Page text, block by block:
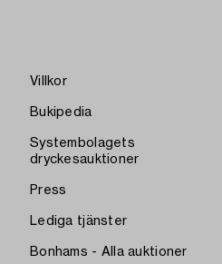
Villkor
Bukipedia
Systembolagets
dryckesauktioner
Press
Lediga tjänster
Bonhams - Alla auktioner